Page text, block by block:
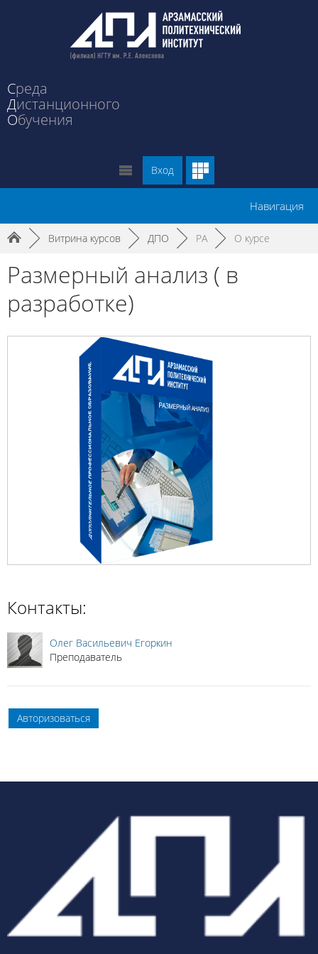
Среда
Дистанционного
Обучения
Вход
► Витрина курсов ► ДПО ► РА ► О курсе
Размерный анализ ( в
разработке)
Контакты:
Олег Васильевич Егоркин
Преподаватель
Авторизоваться
Навигация